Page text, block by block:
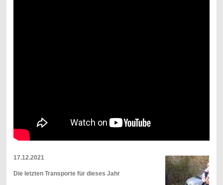
17.12.2021
Die letzten Transporte für dieses Jahr